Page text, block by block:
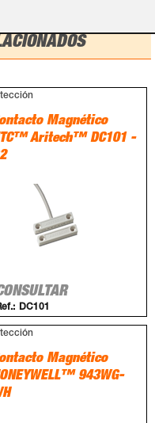
Magnético
Aritech™ DC101 -
DC101
Magnético
943WG-